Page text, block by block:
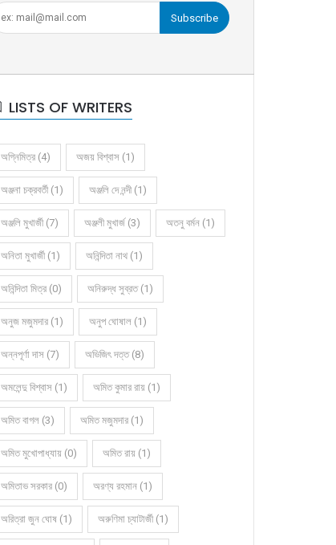
Subscribe
LISTS OF WRITERS
অগ্নিমিত্র (4) অজয় বিশ্বাস (1)
অঞ্জনা চক্রবর্তী (1) অঞ্জলি দে নন্দী (1)
অঞ্জলি মুখার্জী (7) অঞ্জলী মুখার্জ (3) অতনু বর্মন (1)
অনিতা মুখার্জী (1) অনিন্দিতা নাথ (1)
অনিন্দিতা মিত্র (0) অনিরুদ্ধ সুব্রত (1)
অনুজ মজুমদার (1) অনুপ ঘোষাল (1)
অন্নপূর্ণা দাস (7) অভিজিৎ দত্ত (8)
অমলেন্দু বিশ্বাস (1) অমিত কুমার রায় (1)
অমিত বাগল (3) অমিত মজুমদার (1)
অমিত মুখোপাধ্যায় (0) অমিত রায় (1)
অমিতাভ সরকার (0) অরণ্য রহমান (1)
অরিত্রা জুন ঘোষ (1) অরুণিমা চ্যাটার্জী (1)